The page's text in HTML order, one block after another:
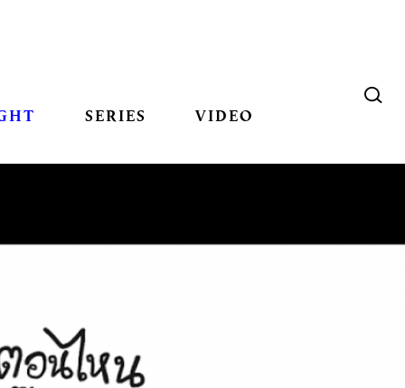
SERIES VIDEO